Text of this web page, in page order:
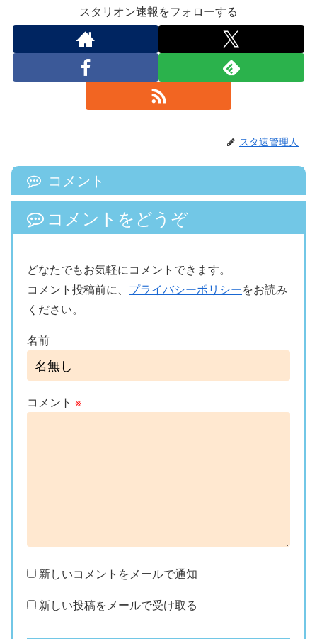
スタリオン速報をフォローする
スタ速管理人
コメント
コメントをどうぞ
どなたでもお気軽にコメントできます。
コメント投稿前に、 プライバシーポリシーをお読み
ください。
名前
コメント ※
新しいコメントをメールで通知
新しい投稿をメールで受け取る